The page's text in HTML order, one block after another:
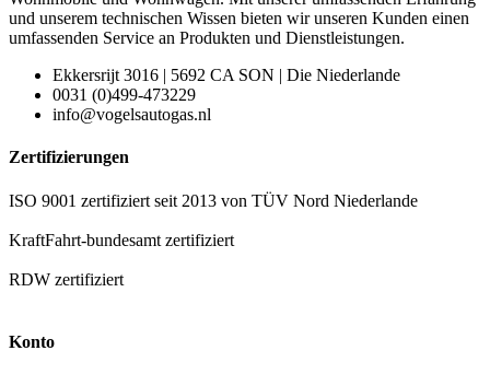
und unserem technischen Wissen bieten wir unseren Kunden einen
umfassenden Service an Produkten und Dienstleistungen.
Ekkersrijt 3016 | 5692 CA SON | Die Niederlande
0031 (0)499-473229
info@vogelsautogas.nl
Zertifizierungen
ISO 9001 zertifiziert seit 2013 von TÜV Nord Niederlande
KraftFahrt-bundesamt zertifiziert
RDW zertifiziert
Konto